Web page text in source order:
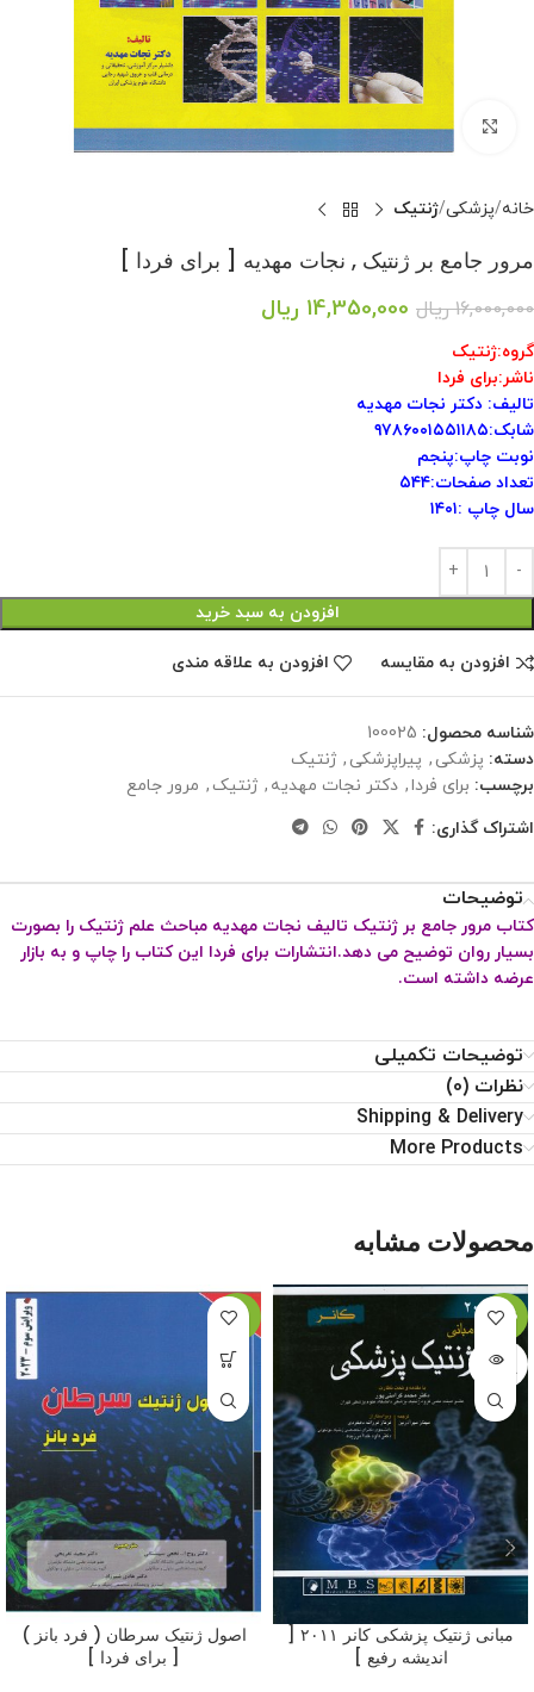
بزرگنمایی تصویر
خانه پزشکی ژنتیک
مرور جامع بر ژنتیک , نجات مهدیه [ برای فردا ]
16,000,000 ریال 14,350,000 ریال
گروه:ژنتیک
ناشر:برای فردا
تالیف: دکتر نجات مهدیه
شابک:۹۷۸۶۰۰۱۵۵۱۱۸۵
نوبت چاپ:پنجم
تعداد صفحات:۵۴۴
سال چاپ :۱۴۰۱
افزودن به سبد خرید
افزودن به مقایسه افزودن به علاقه مندی
شناسه محصول: 100025
دسته: پزشکی , پیراپزشکی , ژنتیک
برچسب: برای فردا, دکتر نجات مهدیه , ژنتیک , مرور جامع
اشتراک گذاری:
توضیحات
کتاب مرور جامع بر ژنتیک تالیف نجات مهدیه مباحث علم ژنتیک را بصورت
بسیار روان توضیح می دهد.انتشارات برای فردا این کتاب را چاپ و به بازار
عرضه داشته است.
توضیحات تکمیلی
نظرات (0)
Shipping & Delivery
More Products
محصولات مشابه
-22%
اتمام م
اندیشه رفیع ]
-11%
اصول ژنتیک سرطان ( فرد بانز )
[ برای فردا ]